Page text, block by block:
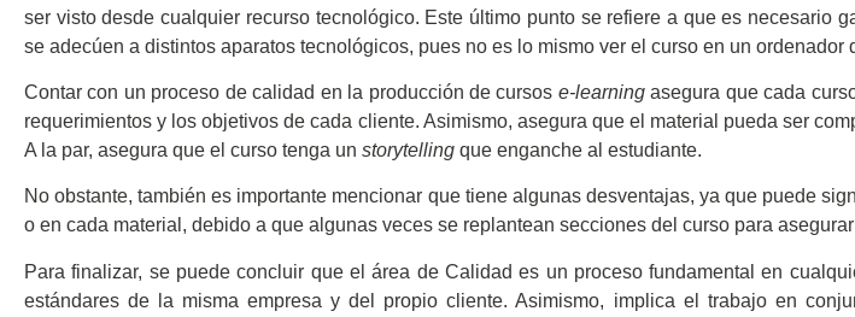
ser visto desde cualquier recurso tecnológico. Este último punto se refiere a que es necesario
se adecúen a distintos aparatos tecnológicos, pues no es lo mismo ver el curso en un ordenador
Contar con un proceso de calidad en la producción de cursos e-learningasegura que cada
requerimientos y los objetivos de cada cliente. Asimismo, asegura que el material pueda ser
A la par, asegura que el curso tenga un storytelling que enganche al estudiante.
No obstante, también es importante mencionar que tiene algunas desventajas, ya que puede
o en cada material, debido a que algunas veces se replantean secciones del curso para
Para finalizar, se puede concluir que el área de Calidad es un proceso fundamental en
estándares de la misma empresa y del propio cliente. Asimismo, implica el trabajo en